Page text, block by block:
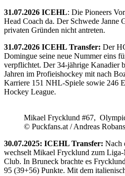
31.07.2026 ICEHL: Die Pioneers
Head Coach da. Der Schwede Janne
privaten Gründen nicht antreten.
31.07.2026 ICEHL Transfer: Der
Domingue seine neue Nummer eins
verpflichtet. Der 34-jährige Kanadier
Jahren im Profieishockey mit nach
Karriere 151 NHL-Spiele sowie 246
Hockey League.
Mikael Frycklund #67,
© Puckfans.at / Andreas
30.07.2025: ICEHL Transfer: Nach
wechselt Mikael Frycklund zum
Club. In Bruneck brachte es
95 (39+56) Punkte. Mit dem